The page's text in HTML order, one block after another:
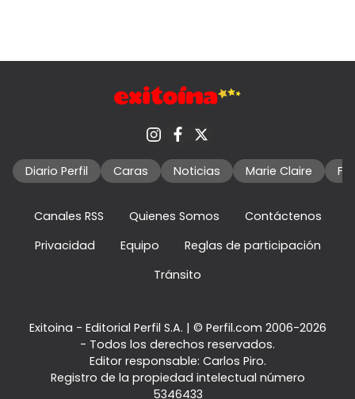
Diario Perfil Caras Noticias Marie Claire
Canales RSS Quienes Somos
Contáctenos
Privacidad
Equipo
Reglas de participación
Tránsito
Exitoina - Editorial Perfil S.A. | © Perfil.com 2006-2026
- Todos los derechos reservados.
Editor responsable: Carlos Piro.
Registro de la propiedad intelectual número
5346433